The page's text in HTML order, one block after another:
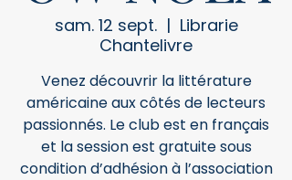
sam. 12 sept.
  |
Librarie
Chantelivre
Venez découvrir la littérature
américaine aux côtés de lecteurs
passionnés. Le club est en français
et la session est gratuite sous
condition d’adhésion à l’association